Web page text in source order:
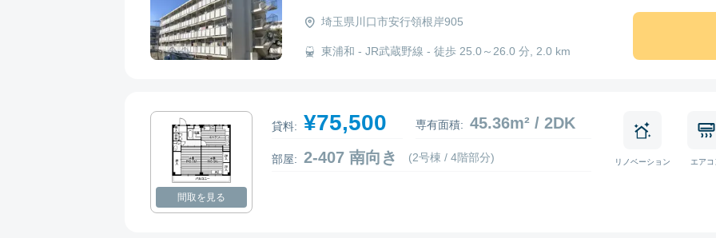
埼玉県川口市安行領根岸905
東浦和 - JR武蔵野線 - 徒歩 25.0～26.0 分, 2.0 km
間取を見る
貸料: ¥75,500 専有面積: 45.36m² / 2DK
部屋: 2-407 南向き (2号棟 / 4階部分) リノベーション エアコ